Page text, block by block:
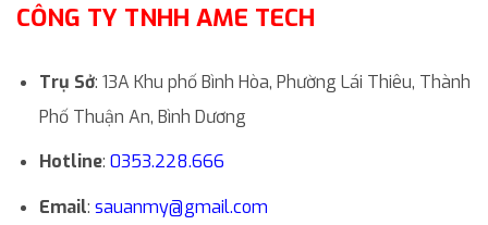
CÔNG TY TNHH AME TECH
Trụ Sở: 13A Khu phố Bình Hòa, Phường Lái Thiêu, Thành
Phố Thuận An, Bình Dương
Hotline: 0353.228.666
Email: sauanmy@gmail.com